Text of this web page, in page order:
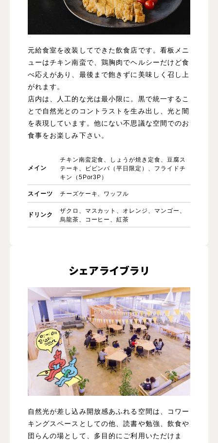
元給食室を改装してできた飲食店です。看板メニ
ューはチキン南蛮で、鶏胸肉でヘルシーだけど食
べ応えがあり、最後まで飽きずに美味しく召し上
がれます。
店内は、人工的な光は最小限に。黒で統一するこ
とで自然光とのコントラストを生み出し、光と闇
を表現しています。他にない不思議な空間でのお
食事をお楽しみ下さい。
メイン
チキン南蛮定食、しょうが焼き定食、豆腐ス
テーキ、ビビンバ（平日限定）、フライドチ
キン（5Por3P）
スイーツ チーズケーキ、ワッフル
ドリンク
ザクロ、マスカット、オレンジ、マンゴー、
烏龍茶、コーヒー、紅茶
シェアライブラリ
自然光が差し込み開放感あふれる空間は、コワー
キングスペースとしての他、読書や勉強、飲食や
団らんの場として、多目的にご利用いただけま